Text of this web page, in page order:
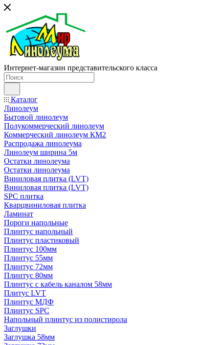
Интернет-магазин представительского класса
Каталог
Линолеум
Бытовой линолеум
Полукоммерческий линолеум
Коммерческий линолеум КМ2
Распродажа линолеума
Линолеум ширина 5м
Остатки линолеума
Остатки линолеума
Виниловая плитка (LVT)
Виниловая плитка (LVT)
SPC плитка
Кварцвиниловая плитка
Ламинат
Пороги напольные
Плинтус напольный
Плинтус пластиковый
Плинтус 100мм
Плинтус 55мм
Плинтус 72мм
Плинтус 80мм
Плинтус с кабель каналом 58мм
Плитус LVT
Плинтус МДФ
Плинтус SPC
Напольный плинтус из полистирола
Заглушки
Заглушка 58мм